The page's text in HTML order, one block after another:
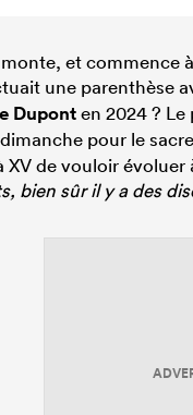
et commence
une parenthèse
Duponten 2024 ?
dimanche pour le
de vouloir évoluer
bien sûr il y a des